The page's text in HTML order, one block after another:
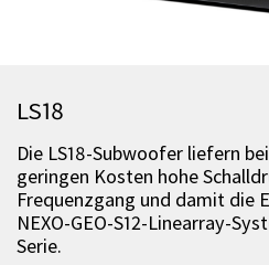
LS18
Die LS18-Subwoofer liefern
geringen Kosten hohe
Frequenzgang und damit die
NEXO-GEO-S12-Linearray-
Serie.